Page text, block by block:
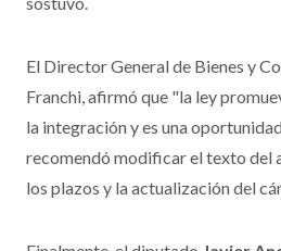
sostuvo.
El Director General de Bienes y
Franchi, afirmó que "la ley
la integración y es una
recomendó modificar el texto del
los plazos y la actualización del